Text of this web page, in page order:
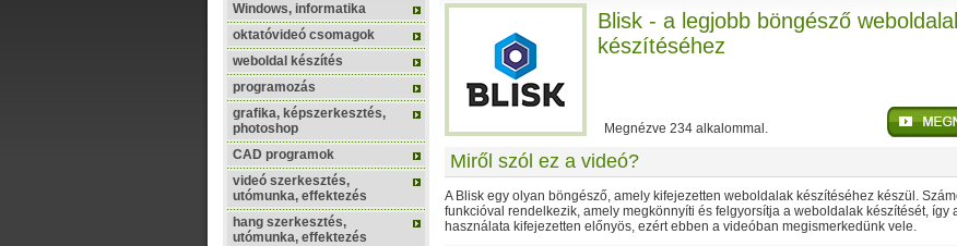
Windows, informatika
oktatóvideó csomagok
weboldal készítés
programozás
grafika, képszerkesztés,
photoshop
CAD programok
videó szerkesztés,
utómunka, effektezés
hang szerkesztés,
utómunka, effektezés
Blisk - a legjobb böngésző
készítéséhez
Megnézve 234 alkalommal.
Miről szól ez a videó?
A Blisk egy olyan böngésző, amely kifejezetten weboldalak készítéséhez készül.
funkcióval rendelkezik, amely megkönnyíti és felgyorsítja a weboldalak készítését, így
használata kifejezetten előnyös, ezért ebben a videóban megismerkedünk vele.